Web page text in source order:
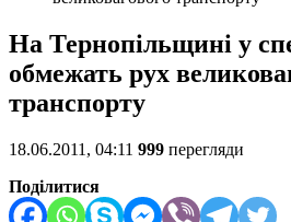
На Тернопільщині у
обмежать рух
транспорту
18.06.2011, 04:11 999 перегляди
Поділитися